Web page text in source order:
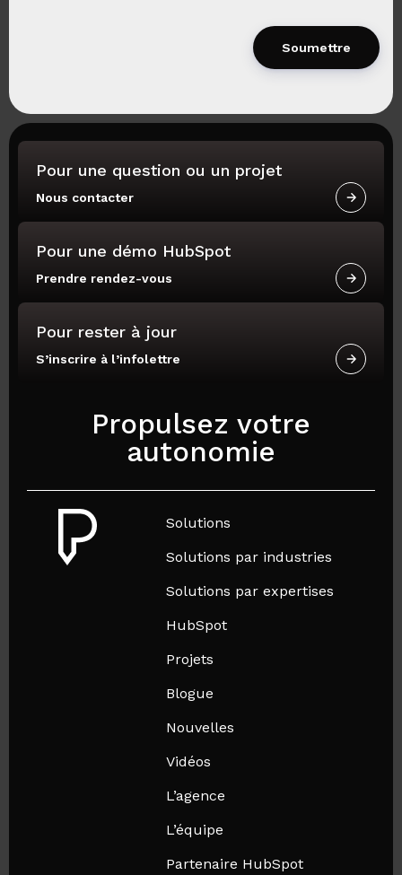
Pour une question ou un projet
Nous contacter
Pour une démo HubSpot
Prendre rendez-vous
Pour rester à jour
S’inscrire à l’infolettre
Propulsez votre
autonomie
Solutions
Solutions par industries
Solutions par expertises
HubSpot
Projets
Blogue
Nouvelles
Vidéos
L’agence
L’équipe
Partenaire HubSpot